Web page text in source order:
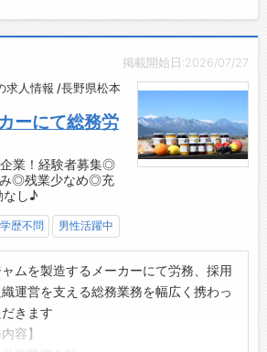
門資格の取得を奨励しているので、資
を目指す社員には魅力的です。
には、様々な企業があり、どこの会社
自分の力が発揮できるか選択が大変だ
すが、行動力を最大限に発揮すれば、
みが生かせる、やりたいことが実現で
に出会えると思います。
特徴】
ループの一員として社是である「誠
朗」「実行」を重んじ、地域社会の発
献できる企業を目指しています。
、「エコアクション21」「ecoオフィス
く作業が好きな方
験から新しい仕事にチャレンジしたい方
定して働きたい方
業での経験のある方も歓迎♪】
経験を活かして活躍することができま
上下
車場完備
ペース
注文可能
掲載開始日:2026/07/27
求人情報 /長野県松本
ーにて総務労
業！経験者募集◎
◎残業少なめ◎充
なし♪
学歴不問 男性活躍中
ムを製造するメーカーにて労務、採用
運営を支える総務業務を幅広く携わっ
きます
容】